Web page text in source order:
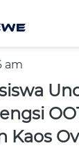
am
Kaos